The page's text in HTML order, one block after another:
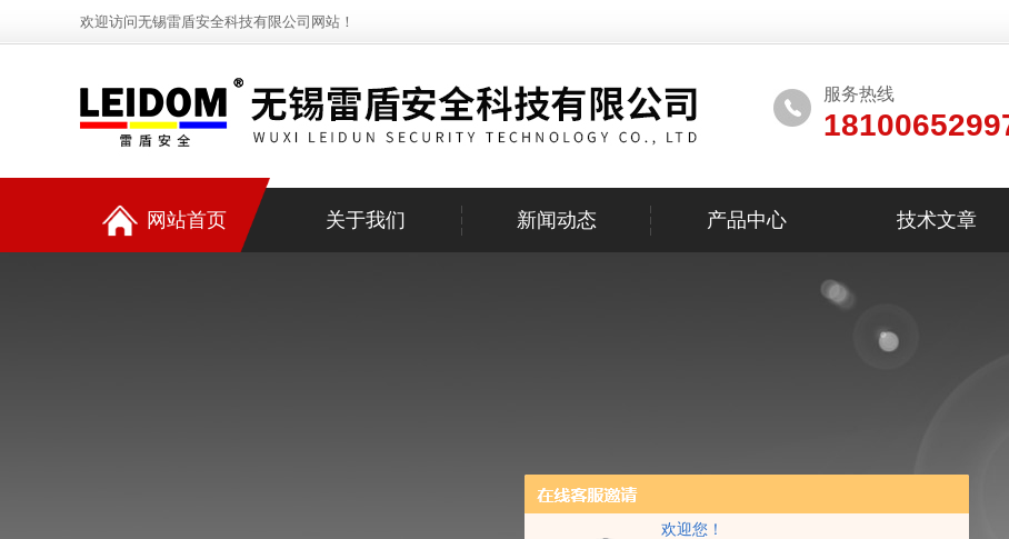
欢迎您！
欢迎访问无锡雷盾安全科技有限公司网站！
服务热线
网站首页 关于我们 新闻动态 产品中心 技术文章